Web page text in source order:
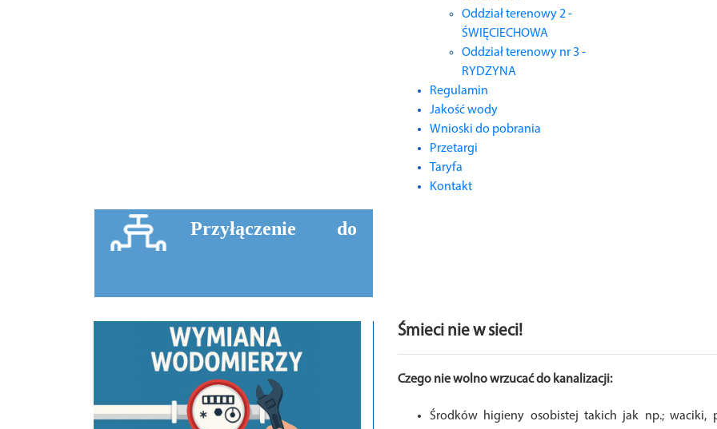
Oddział terenowy 2 -
ŚWIĘCIECHOWA
Oddział terenowy nr 3 -
RYDZYNA
Regulamin
Jakość wody
Wnioski do pobrania
Przetargi
Taryfa
Kontakt
Przyłączenie do
Śmieci nie w sieci!
Czego nie wolno wrzucać do kanalizacji:
Środków higieny osobistej takich jak np.; waciki,